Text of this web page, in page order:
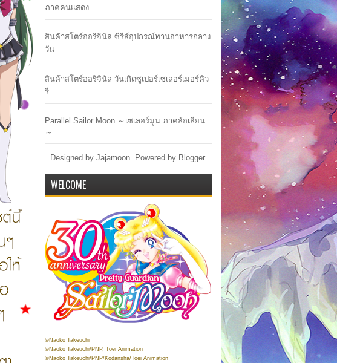
ภาคคนแสดง
สินค้าสโตร์ออริจินัล ซีรีส์อุปกรณ์ทานอาหารกลาง
วัน
สินค้าสโตร์ออริจินัล วันเกิดซูเปอร์เซเลอร์เมอร์คิว
รี่
Parallel Sailor Moon ～เซเลอร์มูน ภาคล้อเลียน
～
Designed by Jajamoon. Powered by Blogger.
WELCOME
©Naoko Takeuchi
©Naoko Takeuchi/PNP, Toei Animation
©Naoko Takeuchi/PNP/Kodansha/Toei Animation